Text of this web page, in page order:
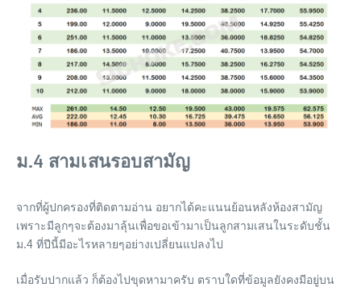
ม.4 สามเสนรอบสามัญ
จากที่ผู้ปกครองที่ติดตามอ่าน อยากได้คะแนนย้อนหลังห้องสามัญ
เพราะมีลูกๆจะต้องมาลุ้นเพื่อขอเข้ามาเป็นลูกสามเสนในระดับชั้น
ม.4 ที่ปีนี้มีอะไรหลายๆอย่างเปลี่ยนแปลงไป
เมื่อรับปากแล้ว ก็ต้องไปขุดหามาครับ ตราบใดที่ข้อมูลยังคงมีอยู่บน